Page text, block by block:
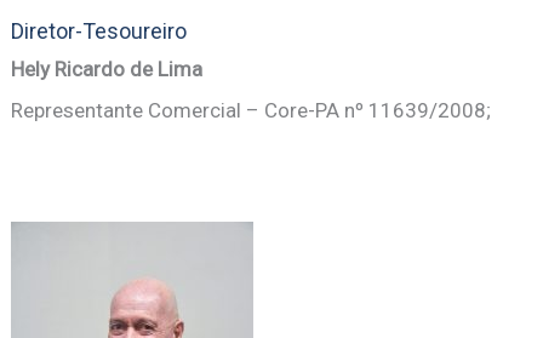
Diretor-Tesoureiro
Hely Ricardo de Lima
Representante Comercial – Core-PA nº 11639/2008;